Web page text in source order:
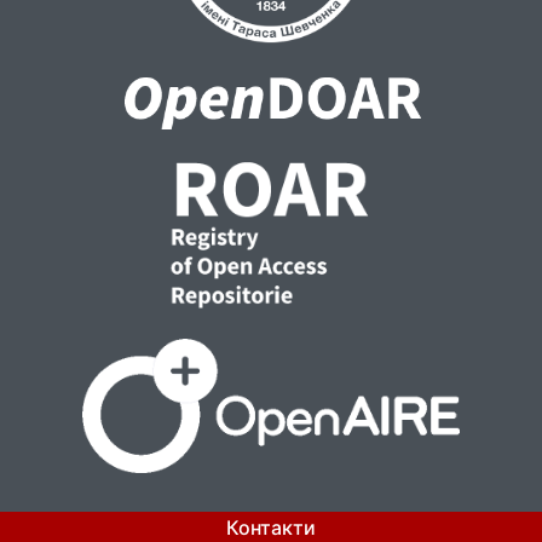
персональними даними за відсутності
Дисертаційна робота містить
характеристику адміністративно-
обігу та захисту права на конфіденційність
біометричних персональних даних
Уповноваженим Верховної Ради України з
прав людини (процедура, засоби та умови
реалізації). У праці визначено захист права
персональних даних адміністративними
судами України та захист біометричних
даних в практиці Європейського Суду з
прав людини та основні напрями її
імплементації у правозастосовчу
Контакти